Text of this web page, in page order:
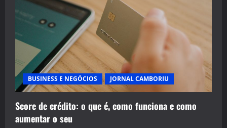
BUSINESS E NEGÓCIOS JORNAL CAMBORIU
Score de crédito: o que é, como funciona e como
aumentar o seu